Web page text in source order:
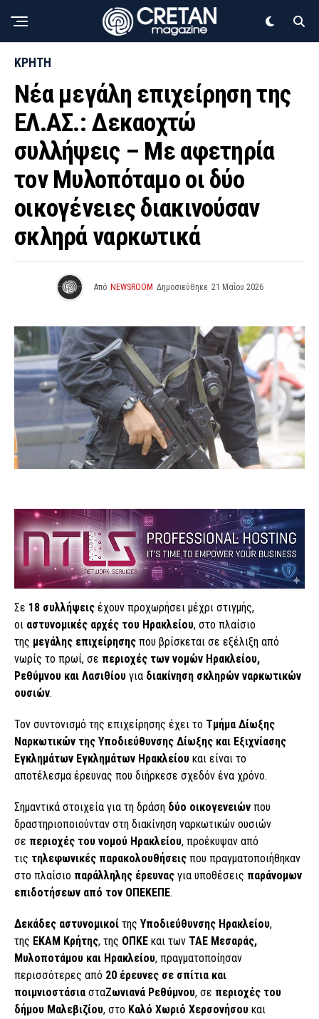
ΚΡΗΤΗ
Νέα μεγάλη επιχείρηση της
ΕΛ.ΑΣ.: Δεκαοχτώ
συλλήψεις – Με αφετηρία
τον Μυλοπόταμο οι δύο
οικογένειες διακινούσαν
σκληρά ναρκωτικά
Από NEWSROOM Δημοσιεύθηκε 21 Μαΐου 2026
Σε 18 συλλήψεις έχουν προχωρήσει μέχρι στιγμής,
οι αστυνομικές αρχές του Ηρακλείου, στο πλαίσιο
της μεγάλης επιχείρησης που βρίσκεται σε εξέλιξη από
νωρίς το πρωί, σε περιοχές των νομών Ηρακλείου,
Ρεθύμνου και Λασιθίου για διακίνηση σκληρών ναρκωτικών
ουσιών.
Τον συντονισμό της επιχείρησης έχει το Τμήμα Δίωξης
Ναρκωτικών της Υποδιεύθυνσης Δίωξης και Εξιχνίασης
Εγκλημάτων Εγκλημάτων Ηρακλείου και είναι το
αποτέλεσμα έρευνας που διήρκεσε σχεδόν ένα χρόνο.
Σημαντικά στοιχεία για τη δράση δύο οικογενειών που
δραστηριοποιούνταν στη διακίνηση ναρκωτικών ουσιών
σε περιοχές του νομού Ηρακλείου, προέκυψαν από
τις τηλεφωνικές παρακολουθήσεις που πραγματοποιήθηκαν
στο πλαίσιο παράλληλης έρευνας για υποθέσεις παράνομων
επιδοτήσεων από τον ΟΠΕΚΕΠΕ.
Δεκάδες αστυνομικοί της Υποδιεύθυνσης Ηρακλείου,
της ΕΚΑΜ Κρήτης, της ΟΠΚΕ και των ΤΑΕ Μεσαράς,
Μυλοποτάμου και Ηρακλείου, πραγματοποίησαν
περισσότερες από 20 έρευνες σε σπίτια και
ποιμνιοστάσια σταΖωνιανά Ρεθύμνου, σε περιοχές του
δήμου Μαλεβιζίου, στο Καλό Χωριό Χερσονήσου και